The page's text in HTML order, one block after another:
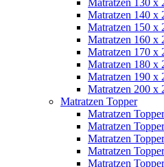
Matratzen 140 x
Matratzen 150 x
Matratzen 160 x
Matratzen 170 x
Matratzen 180 x
Matratzen 190 x
Matratzen 200 x
Matratzen Topper
Matratzen
Matratzen
Matratzen
Matratzen
Matratzen